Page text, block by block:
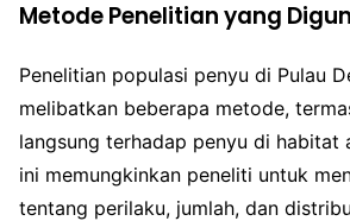
Metode Penelitian yang
Penelitian populasi penyu di Pulau
melibatkan beberapa metode,
langsung terhadap penyu di habitat
ini memungkinkan peneliti untuk
tentang perilaku, jumlah, dan